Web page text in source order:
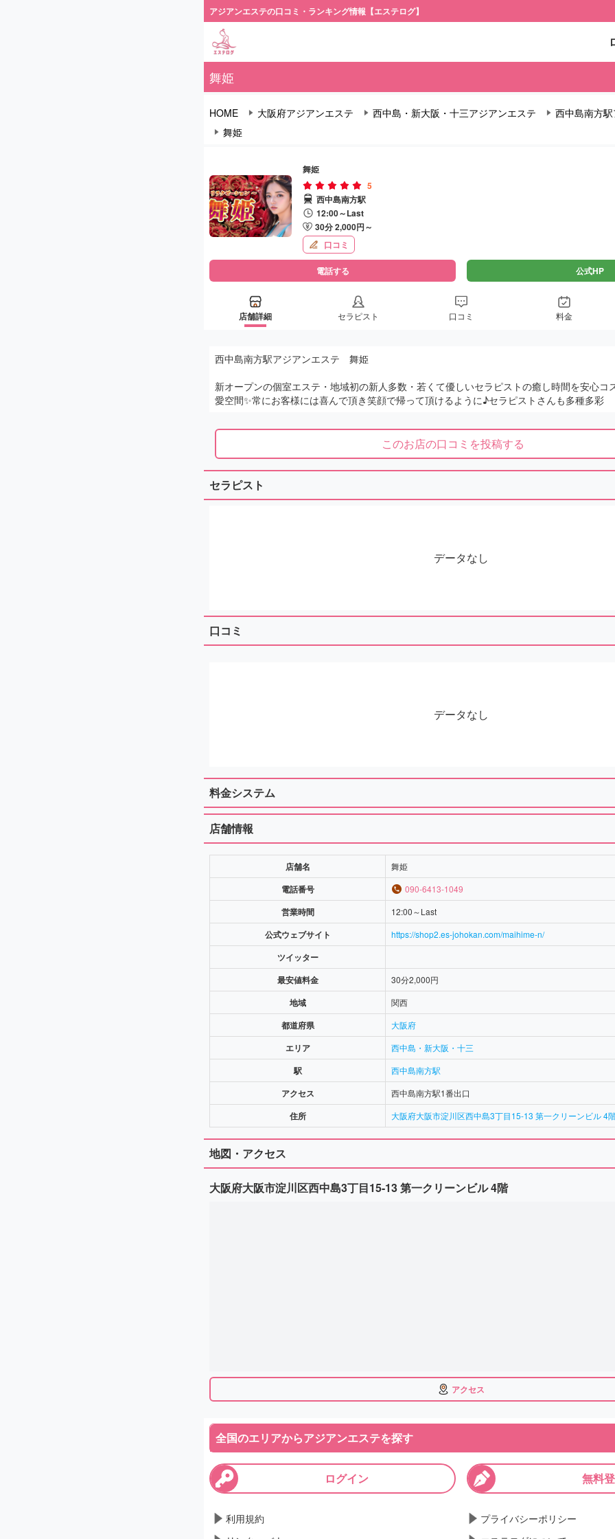
アジアンエステの口コミ・ランキング情報【エステログ】
舞姫
HOME 大阪府アジアンエステ 西中島・新大阪・十三アジアンエステ
西中島南方
舞姫
舞姫
5
西中島南方駅
12:00～Last
30分 2,000円～
口コミ
電話する 公式HP
店舗詳細 セラピスト 口コミ 料金
西中島南方駅アジアンエステ 舞姫
新オープンの個室エステ・地域初の新人多数・若くて優しいセラピストの癒し時間を安心コ
愛空間✨常にお客様には喜んで頂き笑顔で帰って頂けるように♪セラピストさんも多種多彩
このお店の口コミを投稿する
セラピスト
データなし
口コミ
データなし
料金システム
店舗情報
店舗名 舞姫
電話番号 090-6413-1049
営業時間 12:00～Last
公式ウェブサイト https://shop2.es-johokan.com/maihime-n/
ツイッター
最安値料金
30分2,000円
地域 関西
都道府県 大阪府
エリア 西中島・新大阪・十三
駅 西中島南方駅
アクセス 西中島南方駅1番出口
住所 大阪府大阪市淀川区西中島3丁目15-13 第一クリーンビル 4
地図・アクセス
大阪府大阪市淀川区西中島3丁目15-13 第一クリーンビル 4階
アクセス
全国のエリアからアジアンエステを探す
ログイン 無料
利用規約
プライバシーポリシー